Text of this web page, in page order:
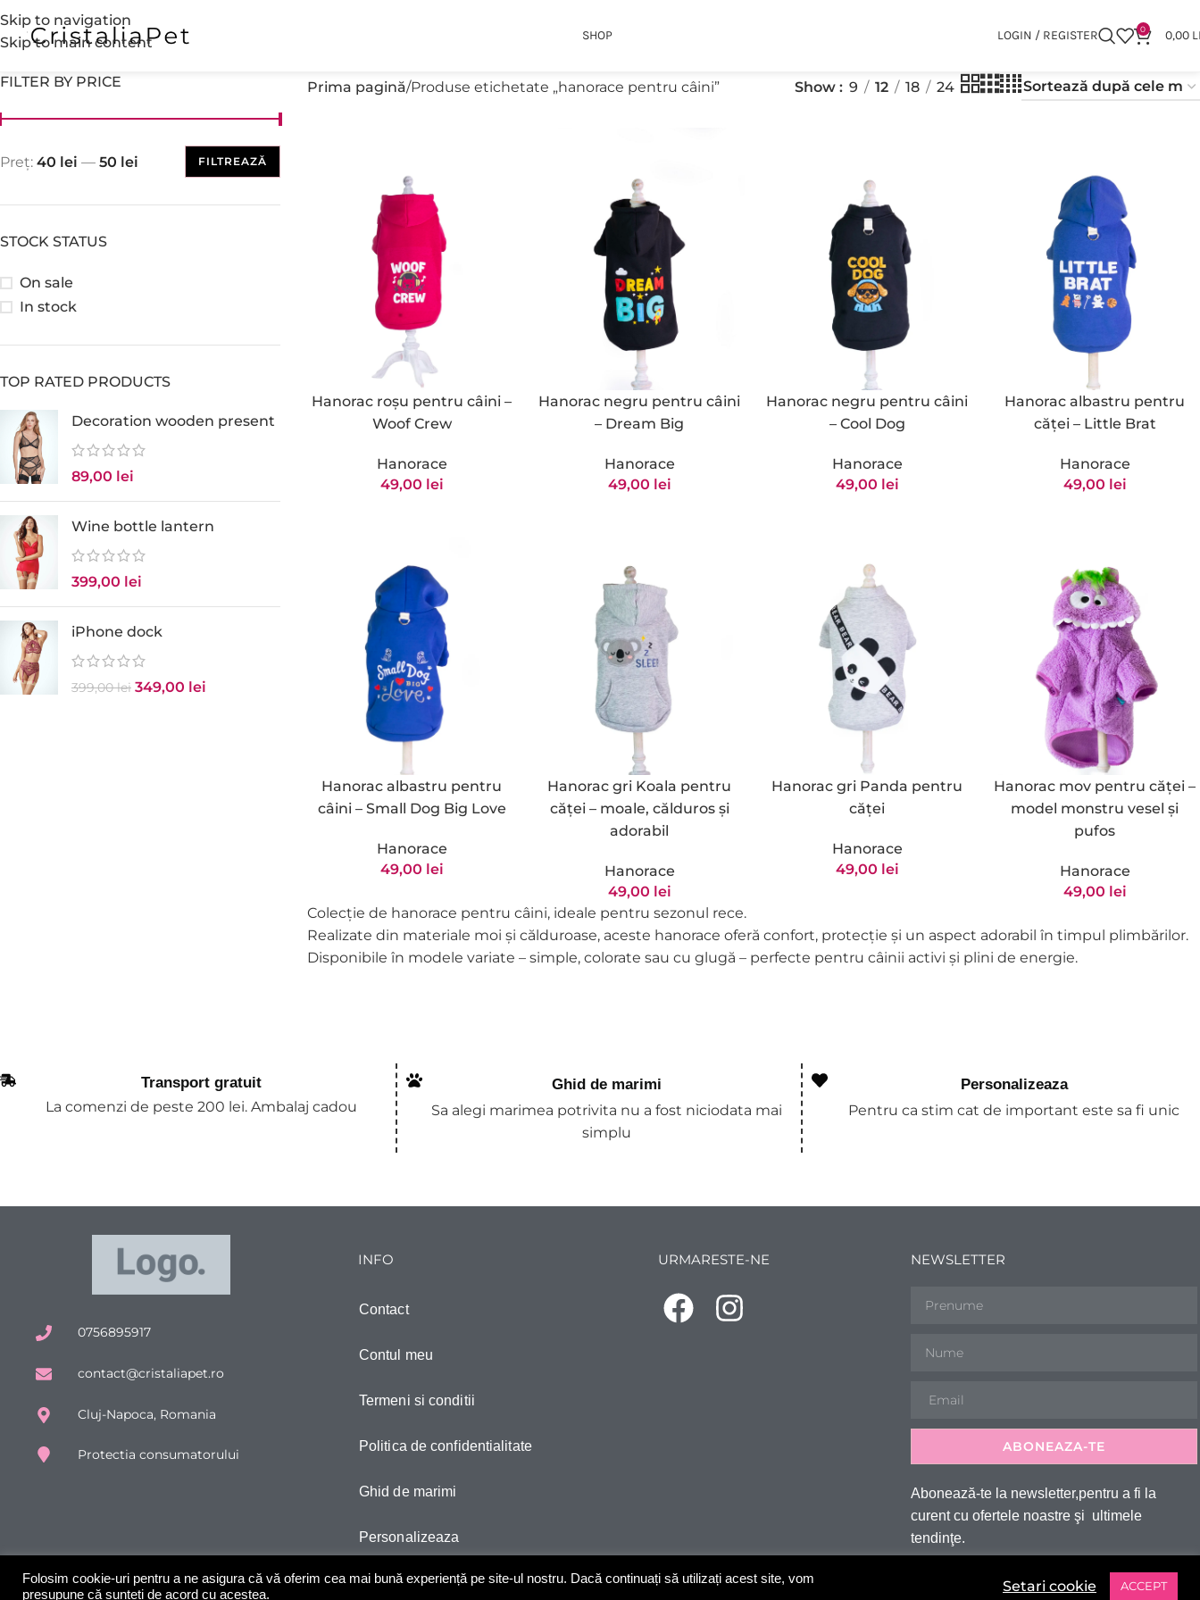
Skip to navigation
Skip to main content
SHOP LOGIN / REGISTER 0 0,00
FILTER BY PRICE
FILTREAZĂ
Preț: 40 lei — 50 lei
STOCK STATUS
On sale
In stock
TOP RATED PRODUCTS
Decoration wooden present
89,00 lei
Wine bottle lantern
399,00 lei
iPhone dock
399,00lei 349,00 lei
Prima pagină Produse etichetate „hanorace pentru câini” Show 9 12 18 24
Hanorac roșu pentru câini –
Woof Crew
Hanorace
49,00 lei
Hanorac negru pentru câini
– Dream Big
Hanorace
49,00 lei
Hanorac negru pentru câini
– Cool Dog
Hanorace
49,00 lei
Hanorac albastru pentru
căței – Little Brat
Hanorace
49,00 lei
Hanorac albastru pentru
câini – Small Dog Big Love
Hanorace
49,00 lei
Hanorac gri Koala pentru
căței – moale, călduros și
adorabil
Hanorace
49,00 lei
Hanorac gri Panda pentru
căței
Hanorace
49,00 lei
Hanorac mov pentru căței –
model monstru vesel și
pufos
Hanorace
49,00 lei
Colecție de hanorace pentru câini, ideale pentru sezonul rece.
Realizate din materiale moi și călduroase, aceste hanorace oferă confort, protecție și un aspect adorabil în timpul plimbărilor.
Disponibile în modele variate – simple, colorate sau cu glugă – perfecte pentru câinii activi și plini de energie.
Transport gratuit
La comenzi de peste 200 lei. Ambalaj cadou
Ghid de marimi
Sa alegi marimea potrivita nu a fost niciodata mai
simplu
Personalizeaza
Pentru ca stim cat de important este sa fi unic
0756895917
contact@cristaliapet.ro
Cluj-Napoca, Romania
Protectia consumatorului
INFO
Contact
Contul meu
Termeni si conditii
Politica de confidentialitate
Ghid de marimi
Personalizeaza
URMARESTE-NE NEWSLETTER
ABONEAZA-TE
Abonează-te la newsletter,pentru a fi la
curent cu ofertele noastre şi ultimele
tendinţe.
Folosim cookie-uri pentru a ne asigura că vă oferim cea mai bună experiență pe site-ul nostru. Dacă continuați să utilizați acest site, vom
presupune că sunteți de acord cu acestea.
Setari cookie ACCEPT